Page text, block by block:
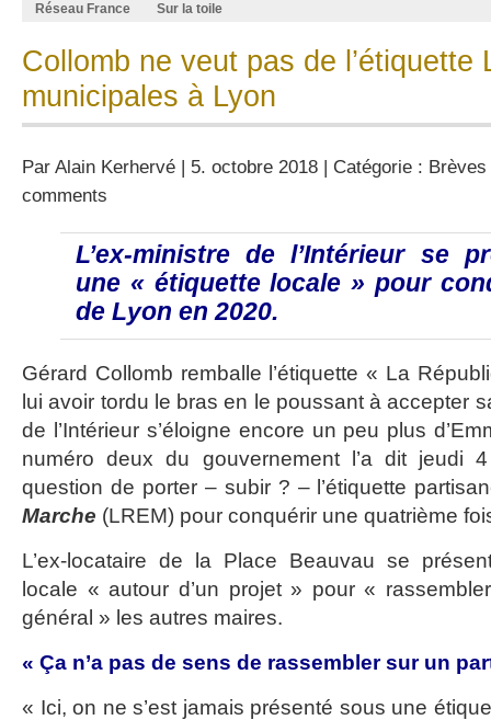
Réseau France
Sur la toile
Collomb ne veut pas de l’étiquette
municipales à Lyon
Par Alain Kerhervé | 5. octobre 2018 | Catégorie :
comments
L’ex-ministre de l’Intérieur se
une « étiquette locale » pour
de Lyon en 2020.
Gérard Collomb remballe l’étiquette « La
lui avoir tordu le bras en le poussant à accepter
de l’Intérieur s’éloigne encore un peu plus
numéro deux du gouvernement l’a dit jeudi
question de porter – subir ? – l’étiquette
Marche (LREM) pour conquérir une quatrième
L’ex-locataire de la Place Beauvau se
locale « autour d’un projet » pour «
général » les autres maires.
« Ça n’a pas de sens de rassembler sur un
« Ici, on ne s’est jamais présenté sous une